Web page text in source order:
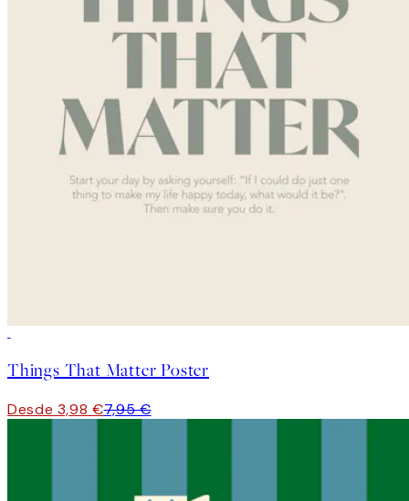
Things That Matter Poster
Desde 3,98 €7,95 €